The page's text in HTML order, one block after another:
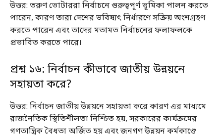
উত্তর: তরুণ ভোটাররা নির্বাচনে গুরুত্বপূর্ণ ভূমিকা পালন করতে
পারেন, কারণ তারা দেশের ভবিষ্যৎ নির্ধারণে সক্রিয় অংশগ্রহণ
করতে পারেন এবং তাদের মতামত নির্বাচনের ফলাফলকে
প্রভাবিত করতে পারে।
প্রশ্ন ১৬: নির্বাচন কীভাবে জাতীয় উন্নয়নে
সহায়তা করে?
উত্তর: নির্বাচন জাতীয় উন্নয়নে সহায়তা করে কারণ এর মাধ্যমে
রাজনৈতিক স্থিতিশীলতা নিশ্চিত হয়, সরকারের কার্যক্রমের
গণতান্ত্রিক বৈধতা অর্জিত হয় এবং জনগণ উন্নয়ন কর্মকাণ্ডে